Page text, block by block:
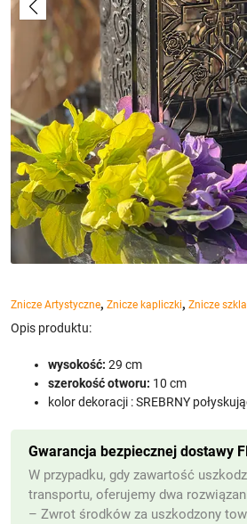
Znicze Artystyczne, Znicze kapliczki, Znicze
Opis produktu:
wysokość: 29 cm
szerokość otworu: 10 cm
kolor dekoracji : SREBRNY
Gwarancja bezpiecznej dostawy
W przypadku, gdy zawartość
transportu, oferujemy dwa
– Zwrot środków za uszkodzony